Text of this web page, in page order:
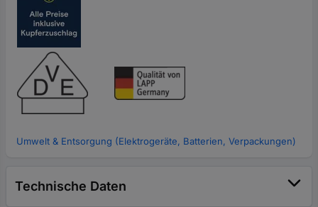
Umwelt & Entsorgung (Elektrogeräte, Batterien, Verpackungen)
Technische Daten